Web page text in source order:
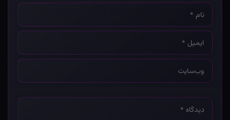
نام
ایمیل
وب‌سایت
دیدگاه